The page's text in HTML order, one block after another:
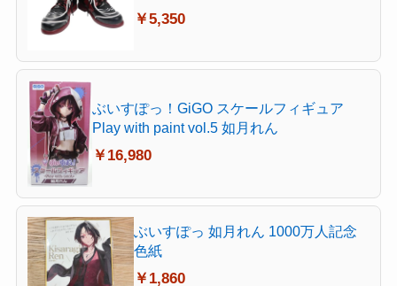
お祭り(23.5CM)
￥5,350
ぶいすぽっ！GiGO スケールフィギュア
Play with paint vol.5 如月れん
￥16,980
ぶいすぽっ 如月れん 1000万人記念
色紙
￥1,860